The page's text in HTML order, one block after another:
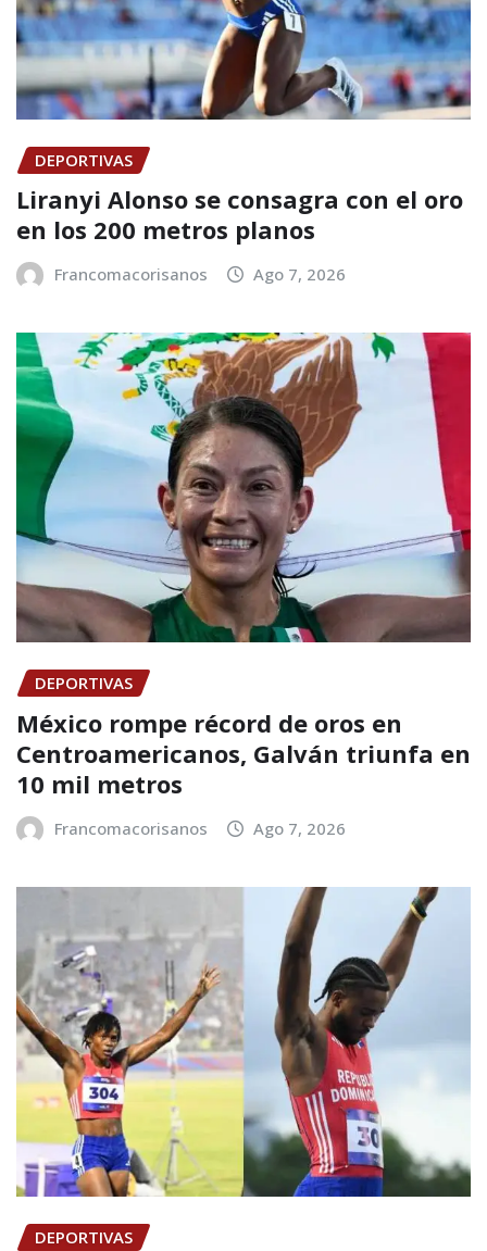
DEPORTIVAS
Liranyi Alonso se consagra con el oro
en los 200 metros planos
Francomacorisanos Ago 7, 2026
DEPORTIVAS
México rompe récord de oros en
Centroamericanos, Galván triunfa en
10 mil metros
Francomacorisanos Ago 7, 2026
DEPORTIVAS